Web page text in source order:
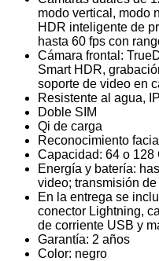
modo vertical, modo
HDR inteligente de
hasta 60 fps con
Cámara frontal:
Smart HDR,
soporte de video en
Resistente al agua,
Doble SIM
Qi de carga
Reconocimiento
Capacidad: 64 o 128
Energía y batería:
video; transmisión
En la entrega se
conector Lightning,
de corriente USB y
Garantía: 2 años
Color: negro